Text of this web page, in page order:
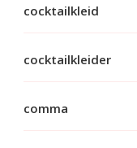
cocktailkleid
cocktailkleider
comma